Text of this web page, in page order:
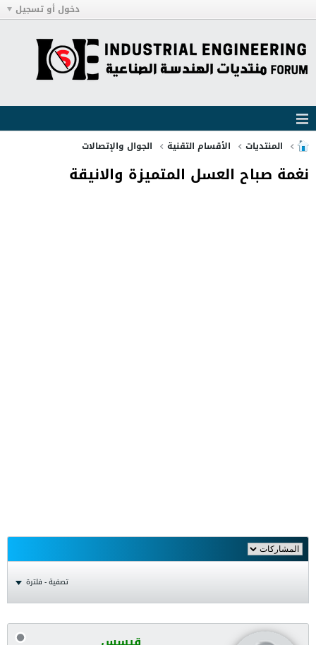
دخول أو تسجيل
المنتديات الأقسام التقنية الجوال والإتصالات
نغمة صباح العسل المتميزة والانيقة
تصفية - فلترة